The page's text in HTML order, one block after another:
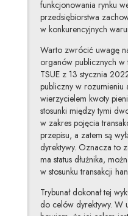
funkcjonowania rynku
przedsiębiorstwa
w konkurencyjnych
Warto zwrócić uwagę
organów publicznych w
TSUE z 13 stycznia
publiczny w rozumieniu
wierzycielem kwoty
stosunki między tymi
w zakres pojęcia
przepisu, a zatem są
dyrektywy. Oznacza to
ma status dłużnika,
w stosunku transakcji
Trybunał dokonał tej
do celów dyrektywy. W